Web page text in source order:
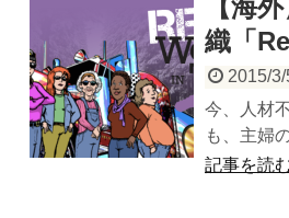
【海
織「
2015/3/
今、人材
も、主婦
記事を読